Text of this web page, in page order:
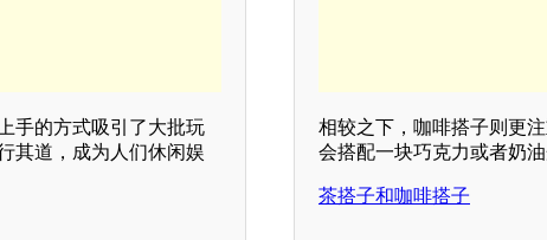
手的方式吸引了大批玩
其道，成为人们休闲娱
相较之下，咖啡搭子则更
会搭配一块巧克力或者奶
茶搭子和咖啡搭子